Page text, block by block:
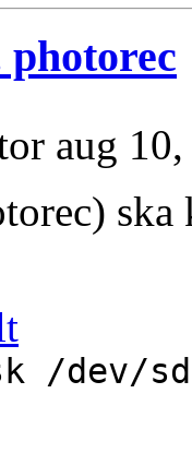
photorec
aug
/dev/